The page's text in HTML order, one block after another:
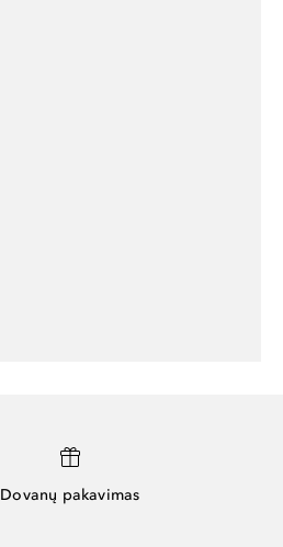
Dovanų pakavimas